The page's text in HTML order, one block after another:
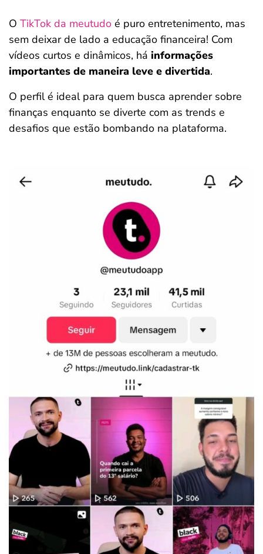
O TikTok da meutudo é puro entretenimento, mas
sem deixar de lado a educação financeira! Com
vídeos curtos e dinâmicos, há informações
importantes de maneira leve e divertida.
O perfil é ideal para quem busca aprender sobre
finanças enquanto se diverte com as trends e
desafios que estão bombando na plataforma.